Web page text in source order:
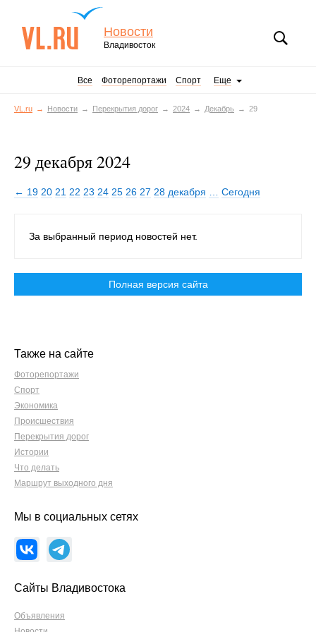
Новости
Владивосток
Все Фоторепортажи Спорт Еще
VL.ru Новости Перекрытия дорог 2024 Декабрь 29
29 декабря 2024
← 19 20 21 22 23 24 25 26 27 28 декабря Сегодня
За выбранный период новостей нет.
Полная версия сайта
Также на сайте
Фоторепортажи
Спорт
Экономика
Происшествия
Перекрытия дорог
Истории
Что делать
Маршрут выходного дня
Мы в социальных сетях
Сайты Владивостока
Объявления